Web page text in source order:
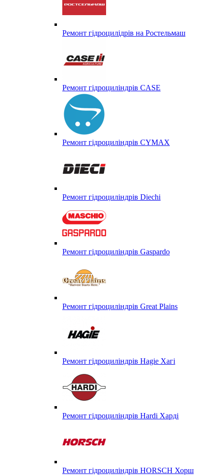
Ремонт гідроцилідрів на Ростельмаш
Ремонт гідроциліндрів CASE
Ремонт гідроциліндрів CYMAX
Ремонт гідроциліндрів Diechi
Ремонт гідроциліндрів Gaspardo
Ремонт гідроциліндрів Great Plains
Ремонт гідроциліндрів Hagie Хагі
Ремонт гідроциліндрів Hardi Харді
Ремонт гідроциліндрів HORSCH Хорш